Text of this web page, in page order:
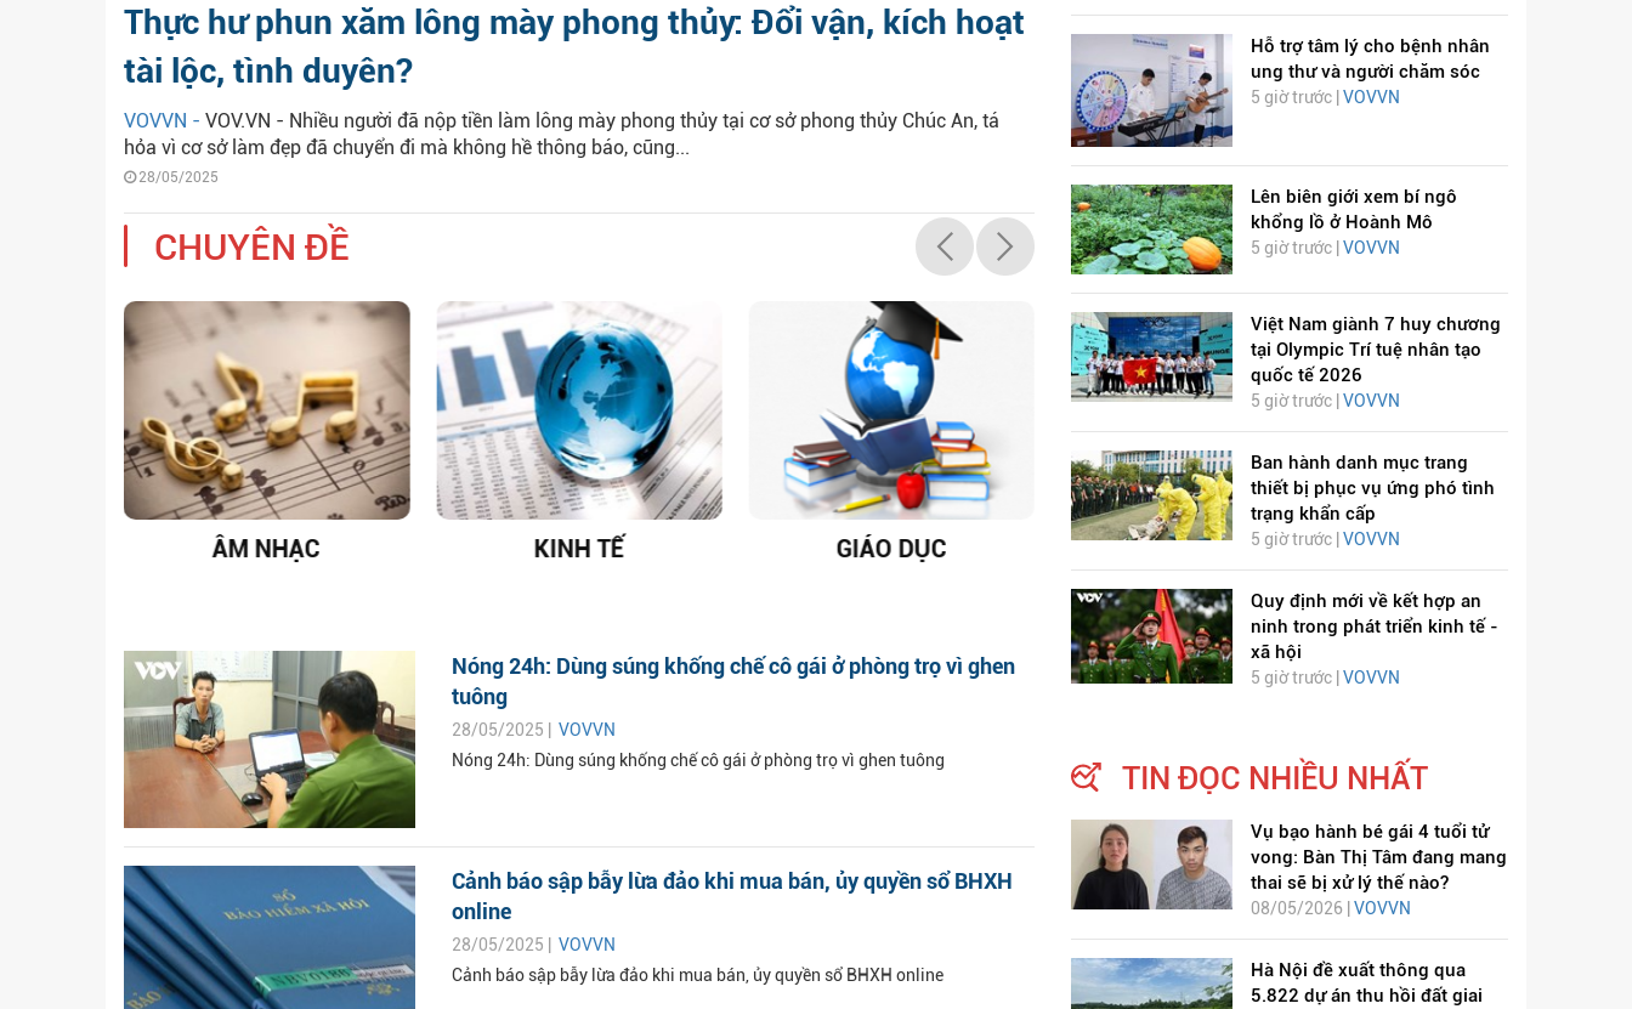
Thực hư phun xăm lông mày phong thủy: Đổi vận, kích hoạt
tài lộc, tình duyên?
VOVVN - VOV.VN - Nhiều người đã nộp tiền làm lông mày phong thủy tại cơ sở phong thủy Chúc An, tá
hỏa vì cơ sở làm đẹp đã chuyển đi mà không hề thông báo, cũng...
28/05/2025
CHUYÊN ĐỀ
ÂM NHẠC KINH TẾ GIÁO DỤC
DỊCH VIÊM PHỔI COVID-
19
Nóng 24h: Dùng súng khống chế cô gái ở phòng trọ vì ghen
tuông
28/05/2025 | VOVVN
Nóng 24h: Dùng súng khống chế cô gái ở phòng trọ vì ghen tuông
Cảnh báo sập bẫy lừa đảo khi mua bán, ủy quyền sổ BHXH
online
28/05/2025 | VOVVN
Cảnh báo sập bẫy lừa đảo khi mua bán, ủy quyền sổ BHXH online
Hỗ trợ tâm lý cho bệnh nhân
ung thư và người chăm sóc
5 giờ trước | VOVVN
Lên biên giới xem bí ngô
khổng lồ ở Hoành Mô
5 giờ trước | VOVVN
Việt Nam giành 7 huy chương
tại Olympic Trí tuệ nhân tạo
quốc tế 2026
5 giờ trước | VOVVN
Ban hành danh mục trang
thiết bị phục vụ ứng phó tình
trạng khẩn cấp
5 giờ trước | VOVVN
Quy định mới về kết hợp an
ninh trong phát triển kinh tế -
xã hội
5 giờ trước | VOVVN
TIN ĐỌC NHIỀU NHẤT
Vụ bạo hành bé gái 4 tuổi tử
vong: Bàn Thị Tâm đang mang
thai sẽ bị xử lý thế nào?
08/05/2026 | VOVVN
Hà Nội đề xuất thông qua
5.822 dự án thu hồi đất giai